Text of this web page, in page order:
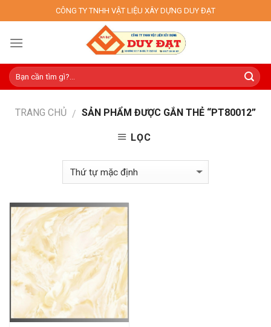
to
content
CÔNG TY TNHH VẬT LIỆU XÂY DỰNG DUY ĐẠT
TRANG CHỦ / SẢN PHẨM ĐƯỢC GẮN THẺ “PT80012”
LỌC